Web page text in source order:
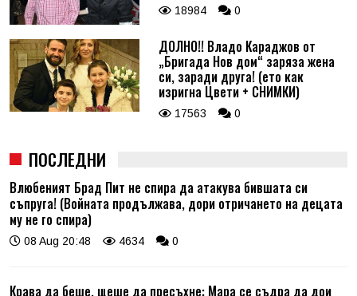
18984 0
ДОЛНО!! Владо Караджов от
„Бригада Нов дом“ заряза жена
си, заради друга! (ето как
изригна Цвети + СНИМКИ)
17563 0
ПОСЛЕДНИ
Влюбеният Брад Пит не спира да атакува бившата си
съпруга! (Войната продължава, дори отричането на децата
му не го спира)
08 Aug 20:48 4634 0
Крава да беше, щеше да пресъхне: Мара се съдра да дои